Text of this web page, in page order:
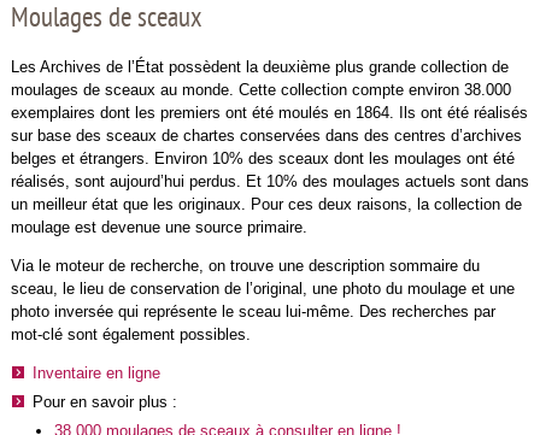
Moulages de sceaux
Les Archives de l’État possèdent la deuxième plus grande collection de
moulages de sceaux au monde. Cette collection compte environ 38.000
exemplaires dont les premiers ont été moulés en 1864. Ils ont été réalisés
sur base des sceaux de chartes conservées dans des centres d’archives
belges et étrangers. Environ 10% des sceaux dont les moulages ont été
réalisés, sont aujourd’hui perdus. Et 10% des moulages actuels sont dans
un meilleur état que les originaux. Pour ces deux raisons, la collection de
moulage est devenue une source primaire.
Via le moteur de recherche, on trouve une description sommaire du
sceau, le lieu de conservation de l’original, une photo du moulage et une
photo inversée qui représente le sceau lui-même. Des recherches par
mot-clé sont également possibles.
Inventaire en ligne
Pour en savoir plus :
38.000 moulages de sceaux à consulter en ligne !